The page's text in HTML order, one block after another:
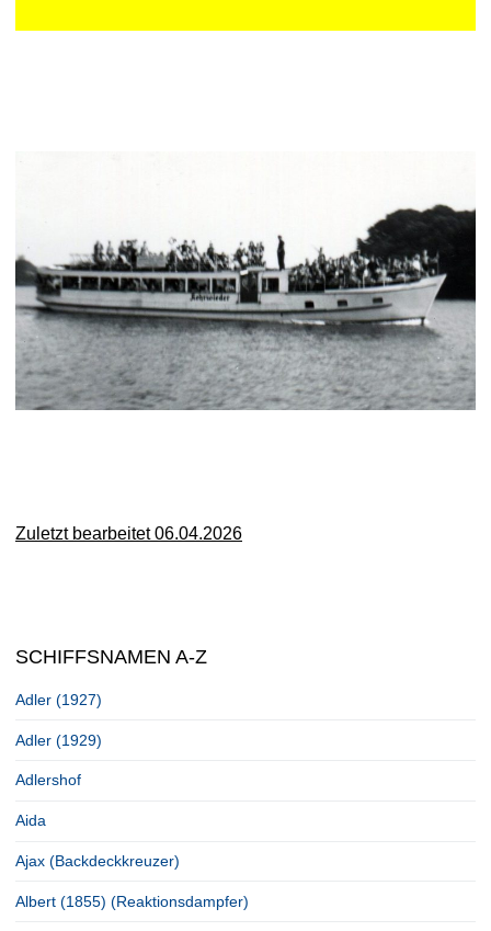
Zuletzt bearbeitet 06.04.2026
SCHIFFSNAMEN A-Z
Adler (1927)
Adler (1929)
Adlershof
Aida
Ajax (Backdeckkreuzer)
Albert (1855) (Reaktionsdampfer)